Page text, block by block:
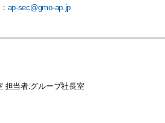
ap-sec@gmo-ap.jp
担当者:グループ社長室